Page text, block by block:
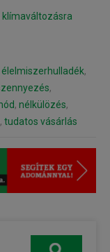
élelmiszerhulladék,
,
, nélkülözés,
, tudatos vásárlás